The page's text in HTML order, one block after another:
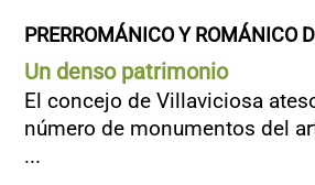
PRERROMÁNICO Y ROMÁNICO
Un denso patrimonio
El concejo de Villaviciosa
número de monumentos del
...